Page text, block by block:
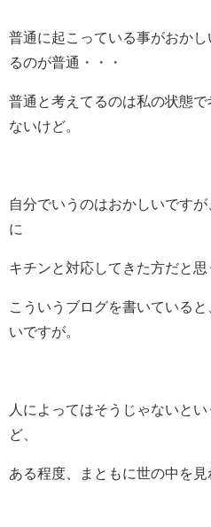
普通に起こっている事がおか
るのが普通・・・
普通と考えてるのは私の状態
ないけど。
自分でいうのはおかしいです
に
キチンと対応してきた方だと思
こういうブログを書いている
いですが。
人によってはそうじゃないと
ど、
ある程度、まともに世の中を見